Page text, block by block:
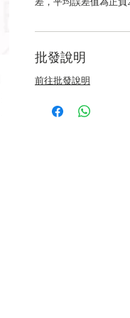
差，平均誤差值為正負
批發說明
前往批發說明